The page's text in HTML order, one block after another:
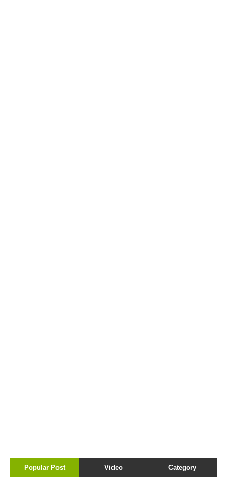
Popular Post Video Category